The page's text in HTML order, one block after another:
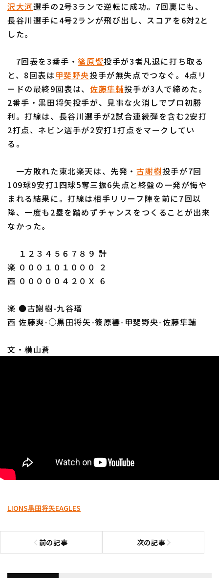
利用規約 プライバシーポリシー
運営会社（別ウィンドウで開く） よくある質問
特定商取引法の表示 アルバイト募集（別ウィンドウで開く
沢大河選手の2号3ランで逆転に成功。7回裏にも、
長谷川選手に4号2ランが飛び出し、スコアを6対2と
した。
7回表を3番手・篠原響投手が3者凡退に打ち取る
と、8回表は 甲斐野央投手が無失点でつなぐ。4点リ
ードの最終9回表は、 佐藤隼輔投手が3人で締めた。
2番手・黒田将矢投手が、見事な火消しでプロ初勝
利。打線は、長谷川選手が2試合連続弾を含む2安打
2打点、ネビン選手が2安打1打点をマークしてい
る。
一方敗れた東北楽天は、先発・古謝樹投手が7回
109球9安打1四球5奪三振6失点と終盤の一発が悔や
まれる結果に。打線は相手リリーフ陣を前に7回以
降、一度も2塁を踏めずチャンスをつくることが出来
なかった。
１２３４５６７８９ 計
楽 ０００１０１０００ ２
西 ０００００４２０Ｘ ６
楽 ●古謝樹-九谷瑠
西 佐藤爽-○黒田将矢-篠原響-甲斐野央-佐藤隼輔
文・横山蒼
LIONS黒田将矢EAGLES
前の記事
前の記事へ 次の記事次の記事へ